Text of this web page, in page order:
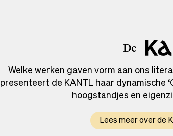
De
Welke werken gaven vorm aan ons
presenteert de KANTL haar dynamische
hoogstandjes en
Lees meer over de